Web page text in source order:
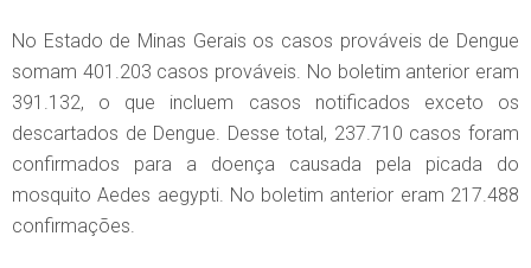
No Estado de Minas Gerais os casos prováveis de Dengue
somam 401.203 casos prováveis. No boletim anterior eram
391.132, o que incluem casos notificados exceto os
descartados de Dengue. Desse total, 237.710 casos foram
confirmados para a doença causada pela picada do
mosquito Aedes aegypti. No boletim anterior eram 217.488
confirmações.